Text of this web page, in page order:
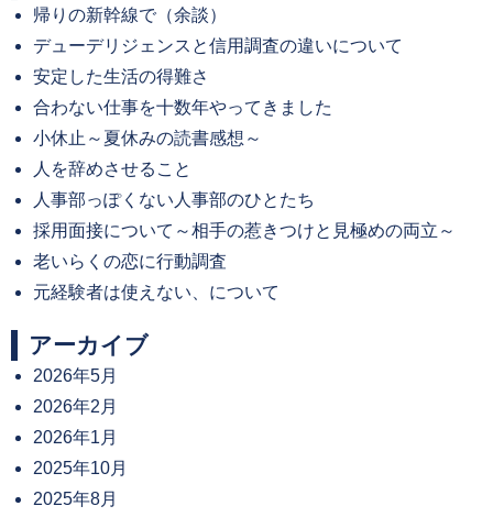
帰りの新幹線で（余談）
デューデリジェンスと信用調査の違いについて
安定した生活の得難さ
合わない仕事を十数年やってきました
小休止～夏休みの読書感想～
人を辞めさせること
人事部っぽくない人事部のひとたち
採用面接について～相手の惹きつけと見極めの両立～
老いらくの恋に行動調査
元経験者は使えない、について
アーカイブ
2026年5月
2026年2月
2026年1月
2025年10月
2025年8月